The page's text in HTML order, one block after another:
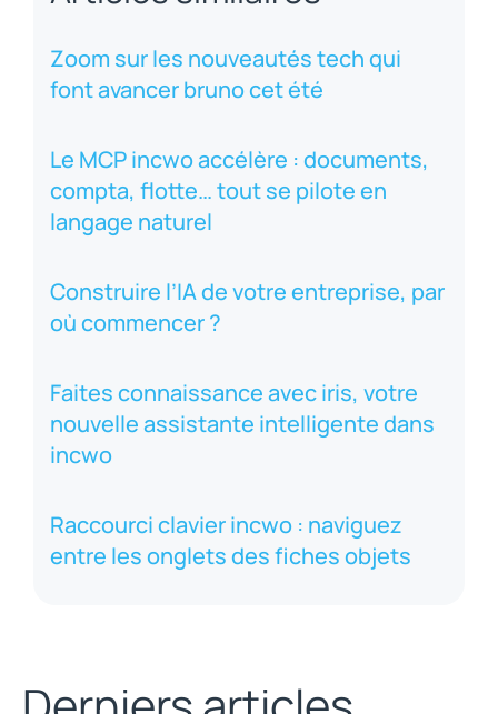
Zoom sur les nouveautés tech qui
font avancer bruno cet été
Le MCP incwo accélère : documents,
compta, flotte… tout se pilote en
langage naturel
Construire l’IA de votre entreprise, par
où commencer ?
Faites connaissance avec iris, votre
nouvelle assistante intelligente dans
incwo
Raccourci clavier incwo : naviguez
entre les onglets des fiches objets